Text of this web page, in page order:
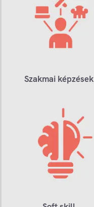
Szakmai képzések